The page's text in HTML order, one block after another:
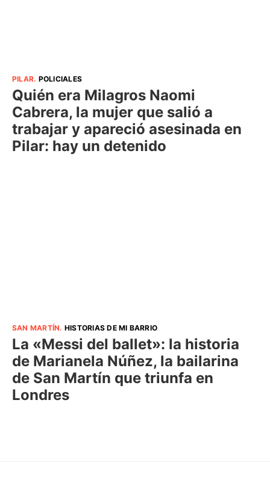
PILAR. POLICIALES
Quién era Milagros Naomi
Cabrera, la mujer que salió a
trabajar y apareció asesinada en
Pilar: hay un detenido
SAN MARTÍN. HISTORIAS DE MI BARRIO
La «Messi del ballet»: la historia
de Marianela Núñez, la bailarina
de San Martín que triunfa en
Londres